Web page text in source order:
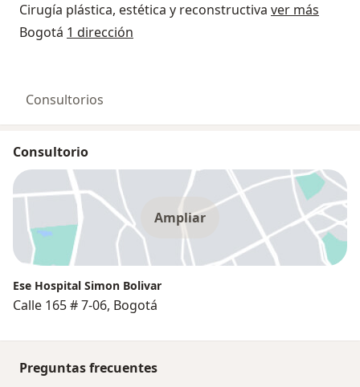
Cirugía plástica, estética y reconstructiva ver más
Bogotá 1 dirección
Consultorios
Consultorio
Ampliar
Ese Hospital Simon Bolivar
Calle 165 # 7-06, Bogotá
Preguntas frecuentes